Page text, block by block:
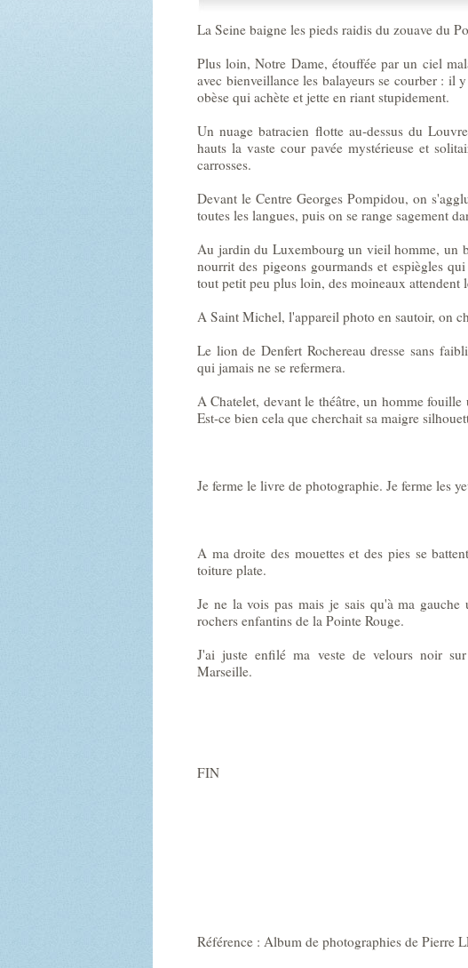
La Seine baigne les pieds raidis du zouave du
Plus loin, Notre Dame, étouffée par un ciel
avec bienveillance les balayeurs se courber : il
obèse qui achète et jette en riant stupidement.
Un nuage batracien flotte au-dessus du
hauts la vaste cour pavée mystérieuse et
carrosses.
Devant le Centre Georges Pompidou, on
toutes les langues, puis on se range sagement
Au jardin du Luxembourg un vieil homme, un
nourrit des pigeons gourmands et espiègles
tout petit peu plus loin, des moineaux attendent
A Saint Michel, l'appareil photo en sautoir, on
Le lion de Denfert Rochereau dresse sans
qui jamais ne se refermera.
A Chatelet, devant le théâtre, un homme
Est-ce bien cela que cherchait sa maigre
Je ferme le livre de photographie. Je ferme les
A ma droite des mouettes et des pies se
toiture plate.
Je ne la vois pas mais je sais qu'à ma
rochers enfantins de la Pointe Rouge.
J'ai juste enfilé ma veste de velours noir
Marseille.
FIN
Référence : Album de photographies de Pierre